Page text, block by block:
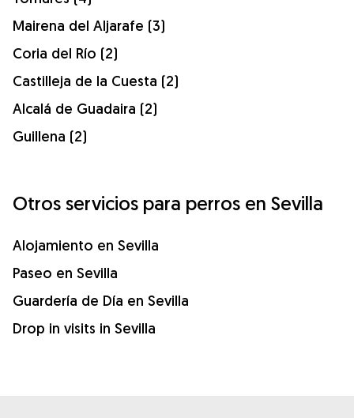
Mairena del Aljarafe (3)
Coria del Río (2)
Castilleja de la Cuesta (2)
Alcalá de Guadaira (2)
Guillena (2)
Otros servicios para perros en Sevilla
Alojamiento en Sevilla
Paseo en Sevilla
Guardería de Día en Sevilla
Drop in visits in Sevilla